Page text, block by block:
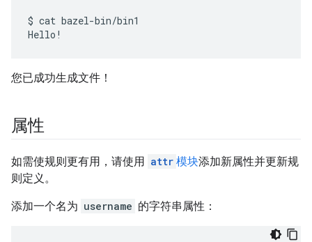
$ cat bazel-bin/bin1
您已成功生成文件！
属性
如需使规则更有用，请使用 attr 模块添加新属性并更新规
则定义。
添加一个名为 username 的字符串属性：